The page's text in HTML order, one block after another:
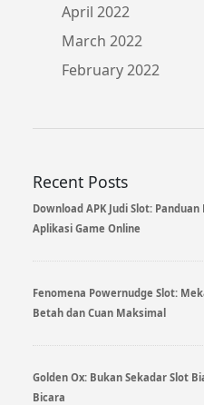
April 2022
March 2022
February 2022
Recent Posts
Download APK Judi Slot:
Aplikasi Game Online
Fenomena Powernudge Slot:
Betah dan Cuan Maksimal
Golden Ox: Bukan Sekadar Slot
Bicara